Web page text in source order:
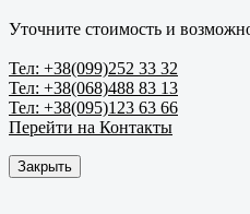
Уточните стоимость и
Тел: +38(099)252 33 32
Тел: +38(068)488 83 13
Тел: +38(095)123 63 66
Перейти на Контакты
Закрыть